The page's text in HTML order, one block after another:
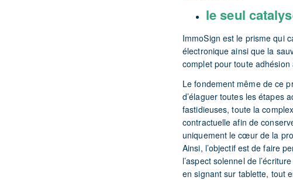
le seul
ImmoSign est le prisme qui
électronique ainsi que la
complet pour toute
Le fondement même de ce
d’élaguer toutes les étapes
fastidieuses, toute la
contractuelle afin de
uniquement le cœur de la
Ainsi, l’objectif est de faire
l’aspect solennel de
en signant sur tablette, tout